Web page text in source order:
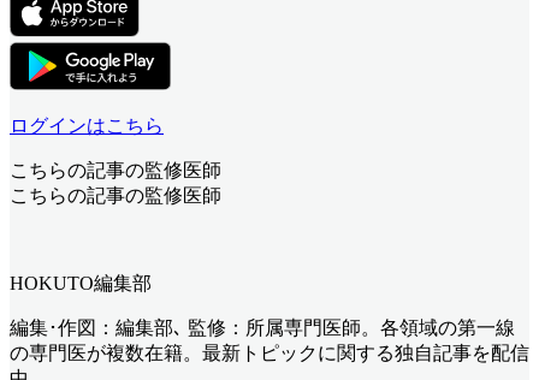
ログインはこちら
こちらの記事の監修医師
こちらの記事の監修医師
HOKUTO編集部
編集･作図：編集部､ 監修：所属専門医師。各領域の第一線
の専門医が複数在籍。最新トピックに関する独自記事を配信